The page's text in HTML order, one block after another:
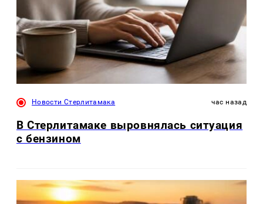
Новости Стерлитамака час назад
В Стерлитамаке выровнялась ситуация
с бензином